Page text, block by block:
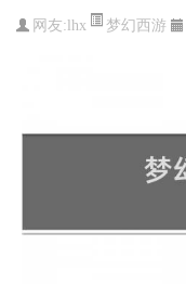
网友: lhx 梦幻西游